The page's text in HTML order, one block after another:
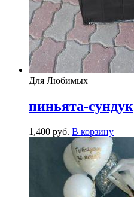
Для Любимых
пиньята-сундук
1,400 руб. В корзину